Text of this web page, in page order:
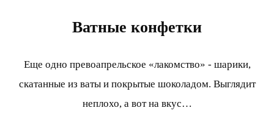
Ватные конфетки
Еще одно превоапрельское «лакомство» - шарики,
скатанные из ваты и покрытые шоколадом. Выглядит
неплохо, а вот на вкус…